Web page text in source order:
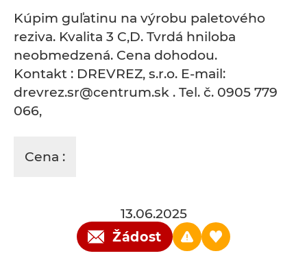
Kúpim guľatinu na výrobu paletového
reziva. Kvalita 3 C,D. Tvrdá hniloba
neobmedzená. Cena dohodou.
Kontakt : DREVREZ, s.r.o. E-mail:
drevrez.sr@centrum.sk . Tel. č. 0905 779
066,
Cena :
13.06.2025
Žádost